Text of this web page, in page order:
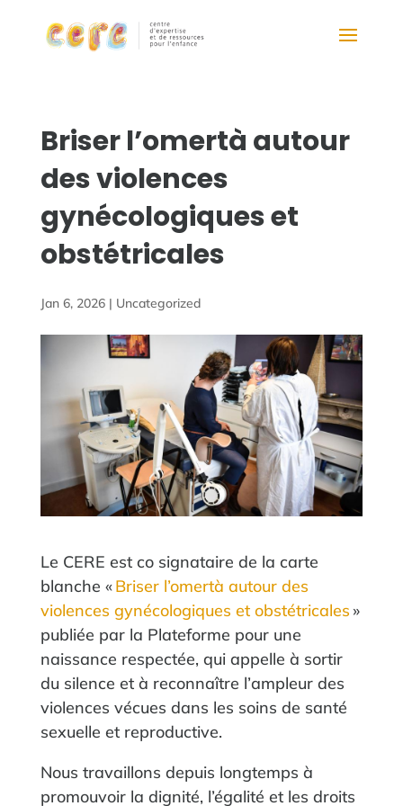
Briser l’omertà autour
des violences
gynécologiques et
obstétricales
Jan 6, 2026| Uncategorized
Le CERE est co signataire de la carte
blanche «Briser l’omertà autour des
violences gynécologiques et obstétricales »
publiée par la Plateforme pour une
naissance respectée, qui appelle à sortir
du silence et à reconnaître l’ampleur des
violences vécues dans les soins de santé
sexuelle et reproductive.
Nous travaillons depuis longtemps à
promouvoir la dignité, l’égalité et les droits